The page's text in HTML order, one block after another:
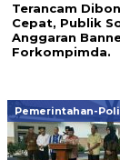
Terancam
Cepat, Publik
Anggaran
Forkompimda.
Pemerintahan-